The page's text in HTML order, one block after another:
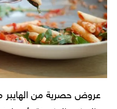
عروض حصرية من الهايبر